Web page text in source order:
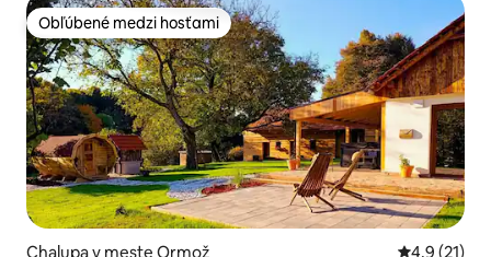
Obľúbené medzi hosťami
Obľúbené medzi hosťami
Chalupa v meste Ormož Priemerné
4,9 (21)